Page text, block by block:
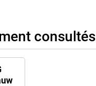
consultés